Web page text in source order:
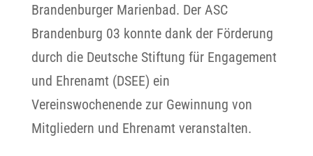
Brandenburger Marienbad. Der ASC
Brandenburg 03 konnte dank der Förderung
durch die Deutsche Stiftung für Engagement
und Ehrenamt (DSEE) ein
Vereinswochenende zur Gewinnung von
Mitgliedern und Ehrenamt veranstalten.